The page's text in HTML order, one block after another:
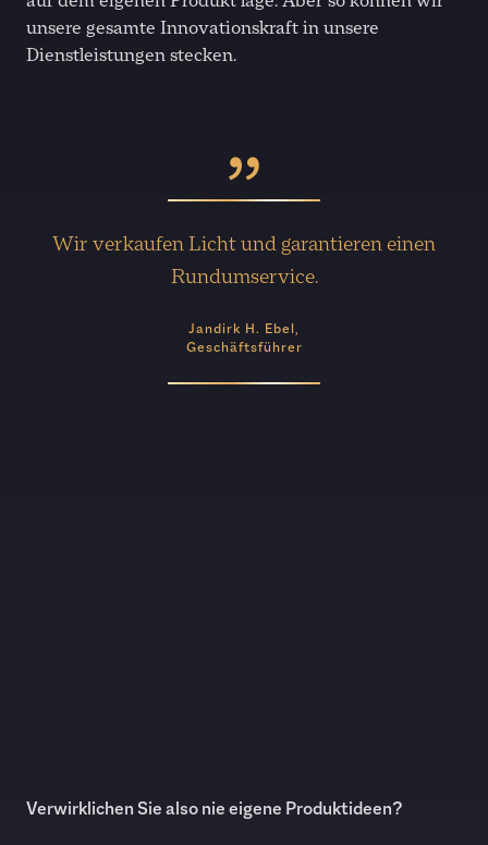
unsere gesamte Innovationskraft in unsere
Dienstleistungen stecken.
Wir verkaufen Licht und garantieren einen
Rundumservice.
Jandirk H. Ebel,
Geschäftsführer
Verwirklichen Sie also nie eigene Produktideen?